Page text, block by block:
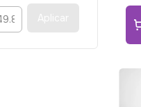
Aplicar